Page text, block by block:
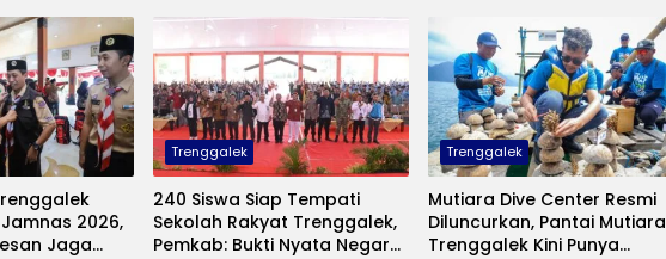
2026,
Jaga
Trenggalek
240 Siswa Siap Tempati
Sekolah Rakyat Trenggalek,
Pemkab: Bukti Nyata Negara
Trenggalek
Mutiara Dive Center Resmi
Diluncurkan, Pantai Mutiara
Trenggalek Kini Punya